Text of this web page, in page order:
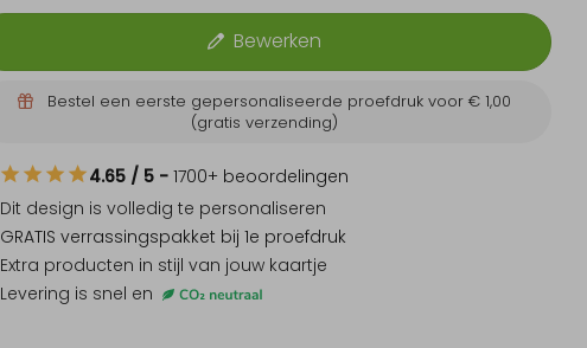
Doopsuiker tentkaartje
Bewerken
Bestel een eerste gepersonaliseerde proefdruk voor € 1,00
(gratis verzending)
4.65 / 5 - 1700+ beoordelingen
Dit design is volledig te personaliseren
GRATIS verrassingspakket bij 1e proefdruk
Extra producten in stijl van jouw kaartje
Levering is snel en